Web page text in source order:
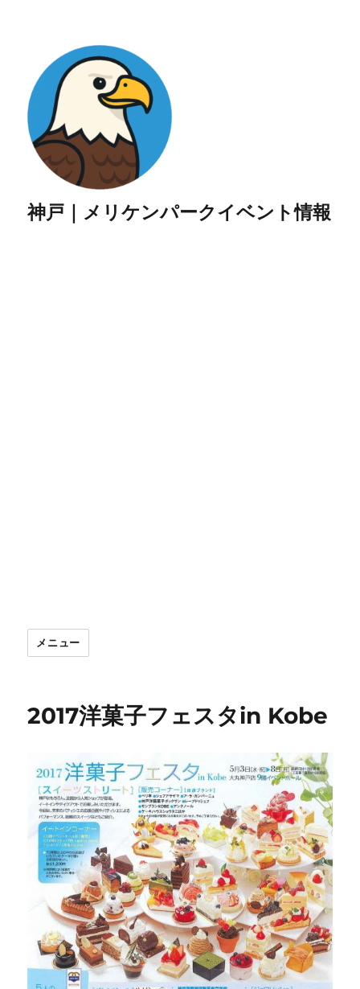
神戸｜メリケンパークイベント情報
メニュー
2017洋菓子フェスタin Kobe